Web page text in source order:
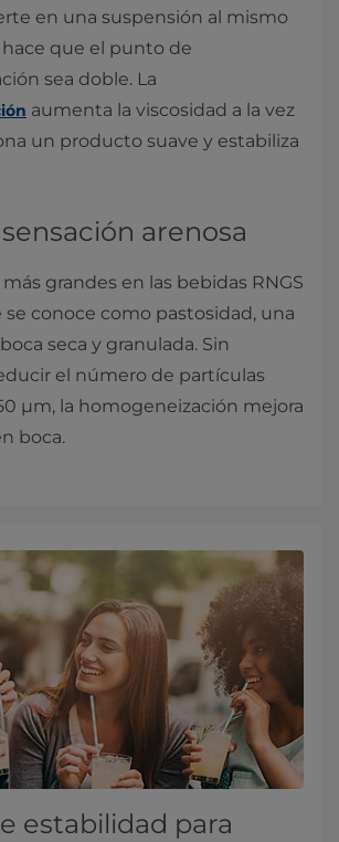
en una suspensión al mismo
que el punto de
sea doble. La
aumenta la viscosidad a la vez
un producto suave y estabiliza
arenosa
grandes en las bebidas RNGS
se conoce como pastosidad, una
seca y granulada. Sin
el número de partículas
µm, la homogeneización mejora
boca.
estabilidad para